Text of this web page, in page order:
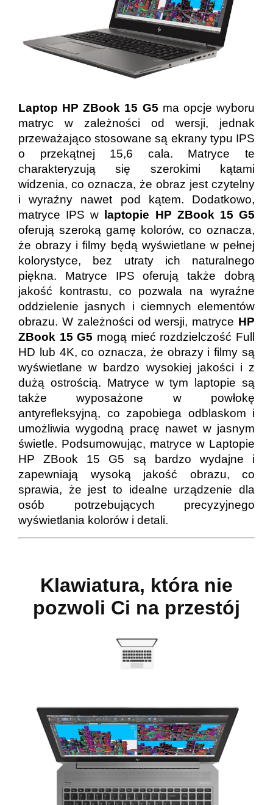
Laptop HP ZBook 15 G5 ma opcje wyboru
matryc w zależności od wersji, jednak
przeważająco stosowane są ekrany typu IPS
o przekątnej 15,6 cala. Matryce te
charakteryzują się szerokimi kątami
widzenia, co oznacza, że obraz jest czytelny
i wyraźny nawet pod kątem. Dodatkowo,
matryce IPS w
laptopie HP ZBook 15 G5
oferują szeroką gamę kolorów, co oznacza,
że obrazy i filmy będą wyświetlane w pełnej
kolorystyce, bez utraty ich naturalnego
piękna. Matryce IPS oferują także dobrą
jakość kontrastu, co pozwala na wyraźne
oddzielenie jasnych i ciemnych elementów
obrazu. W zależności od wersji, matryce HP
ZBook 15 G5 mogą mieć rozdzielczość Full
HD lub 4K, co oznacza, że obrazy i filmy są
wyświetlane w bardzo wysokiej jakości i z
dużą ostrością. Matryce w tym laptopie są
także wyposażone w powłokę
antyrefleksyjną, co zapobiega odblaskom i
umożliwia wygodną pracę nawet w jasnym
świetle. Podsumowując, matryce w Laptopie
HP ZBook 15 G5 są bardzo wydajne i
zapewniają wysoką jakość obrazu, co
sprawia, że jest to idealne urządzenie dla
osób potrzebujących precyzyjnego
wyświetlania kolorów i detali.
Klawiatura, która nie
pozwoli Ci na przestój